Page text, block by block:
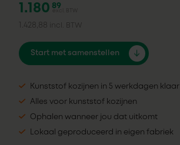
1.180 89
excl. BTW
1.428,88 incl. BTW
Start met samenstellen
Kunststof kozijnen in 5 werkdagen klaar
Alles voor kunststof kozijnen
Ophalen wanneer jou dat uitkomt
Lokaal geproduceerd in eigen fabriek